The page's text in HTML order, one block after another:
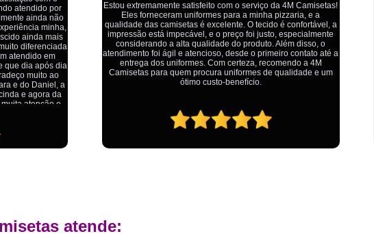
Fábrica Camiseta
Fábrica Camisetas Algodão
Fábrica Camisetas
Fabrica Camisetas
Fabrica de Camisetas Lisas
4M Camisetas!
pizzaria, e a
é confortável, a
especialmente
Além disso, o
contato até a
a 4M
e um
Ótimo atendimento,todos muito educados, prestativos e que
colocam o cliente em primeiro lugar. Qualquer lugar tem
problemas,isso é fato, mas aqui na 4M tudo é resolvido com
calma e de forma que todos saem ganhando no final.
atende: